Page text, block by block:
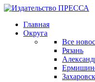
Главная
Округа
Все
Рязань